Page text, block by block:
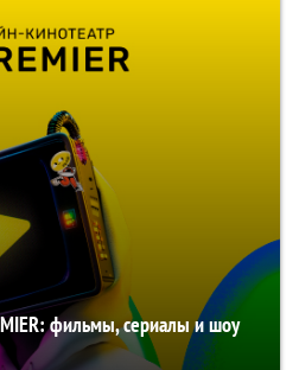
фильмы, сериалы и шоу